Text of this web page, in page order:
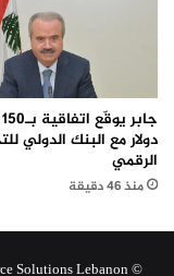
دولار مع البنك الدولي
الرقمي
منذ 46 دقيقة
© Copyright 2026, All Rights Reserved |
Solutions Lebanon